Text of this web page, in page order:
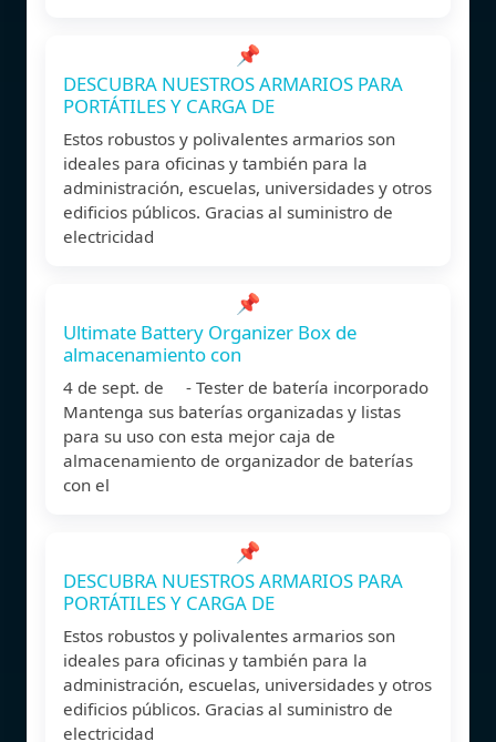
📌
DESCUBRA NUESTROS ARMARIOS PARA
PORTÁTILES Y CARGA DE
Estos robustos y polivalentes armarios son
ideales para oficinas y también para la
administración, escuelas, universidades y otros
edificios públicos. Gracias al suministro de
electricidad
📌
Ultimate Battery Organizer Box de
almacenamiento con
4 de sept. de - Tester de batería incorporado
Mantenga sus baterías organizadas y listas
para su uso con esta mejor caja de
almacenamiento de organizador de baterías
con el
📌
DESCUBRA NUESTROS ARMARIOS PARA
PORTÁTILES Y CARGA DE
Estos robustos y polivalentes armarios son
ideales para oficinas y también para la
administración, escuelas, universidades y otros
edificios públicos. Gracias al suministro de
electricidad